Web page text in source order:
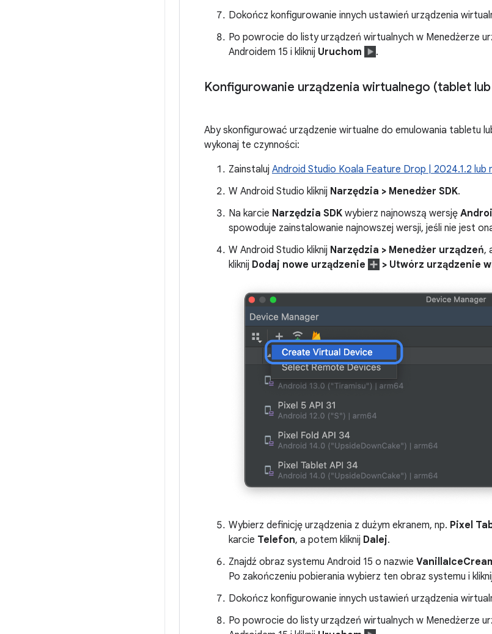
Dokończ konfigurowanie innych ustawień urządzenia
Po powrocie do listy urządzeń wirtualnych w Menedżerze
Androidem 15 i kliknij Uruchom .
Konfigurowanie urządzenia wirtualnego (tablet
Aby skonfigurować urządzenie wirtualne do emulowania tabletu
wykonaj te czynności:
Zainstaluj Android Studio Koala Feature Drop | 2024.1.2 lub
W Android Studio kliknij Narzędzia > Menedżer SDK.
Na karcie Narzędzia SDK wybierz najnowszą wersję
spowoduje zainstalowanie najnowszej wersji, jeśli nie jest
W Android Studio kliknij Narzędzia > Menedżer urządzeń,
kliknij Dodaj nowe urządzenie > Utwórz urządzenie
Wybierz definicję urządzenia z dużym ekranem, np. Pixel
karcie Telefon, a potem kliknij Dalej.
Znajdź obraz systemu Android 15 o nazwie
Po zakończeniu pobierania wybierz ten obraz systemu i kliknij
Dokończ konfigurowanie innych ustawień urządzenia
Po powrocie do listy urządzeń wirtualnych w Menedżerze